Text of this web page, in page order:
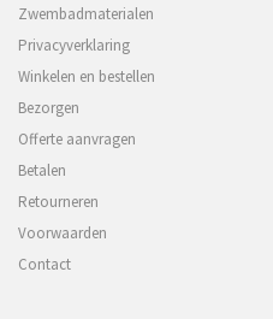
Zwembadmaterialen
Privacyverklaring
Winkelen en bestellen
Bezorgen
Offerte aanvragen
Betalen
Retourneren
Voorwaarden
Contact